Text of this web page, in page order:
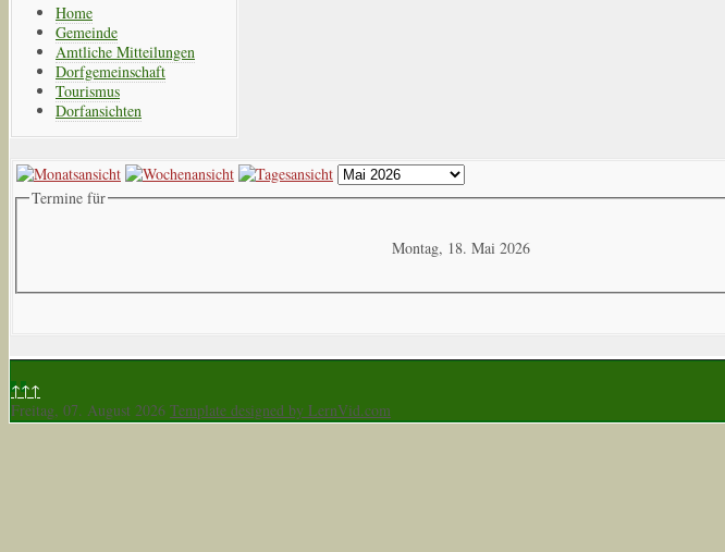
Home
Gemeinde
Amtliche Mitteilungen
Dorfgemeinschaft
Tourismus
Dorfansichten
Termine für
Montag, 18. Mai 2026
↑↑↑
Freitag, 07. August 2026 Template designed by LernVid.com